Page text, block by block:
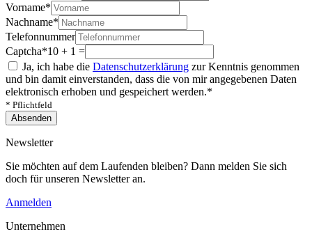
Vorname*
Nachname*
Telefonnummer
Captcha*10 + 1 =
Ja, ich habe die Datenschutzerklärung zur Kenntnis genommen
und bin damit einverstanden, dass die von mir angegebenen Daten
elektronisch erhoben und gespeichert werden.*
* Pflichtfeld
Absenden
Newsletter
Sie möchten auf dem Laufenden bleiben? Dann melden Sie sich
doch für unseren Newsletter an.
Anmelden
Unternehmen